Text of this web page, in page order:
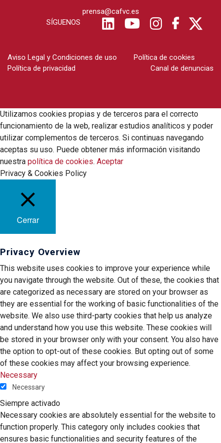
prensa@cafvc.es
SÍGUENOS
Aviso Legal y Condiciones de uso
Política de cookies
Política de privacidad
Canal de denuncias
Utilizamos cookies propias y de terceros para el correcto
funcionamiento de la web, realizar estudios analíticos y poder
utilizar complementos de terceros. Si continuas navegando
aceptas su uso. Puede obtener más información visitando
nuestra política de cookies. Aceptar
Privacy & Cookies Policy
Cerrar
Privacy Overview
This website uses cookies to improve your experience while
you navigate through the website. Out of these, the cookies that
are categorized as necessary are stored on your browser as
they are essential for the working of basic functionalities of the
website. We also use third-party cookies that help us analyze
and understand how you use this website. These cookies will
be stored in your browser only with your consent. You also have
the option to opt-out of these cookies. But opting out of some
of these cookies may affect your browsing experience.
Necessary
Necessary
Siempre activado
Necessary cookies are absolutely essential for the website to
function properly. This category only includes cookies that
ensures basic functionalities and security features of the